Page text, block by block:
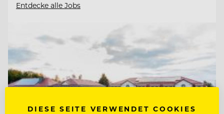
Entdecke alle Jobs
DIESE SEITE VERWENDET COOKIES